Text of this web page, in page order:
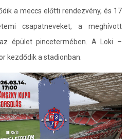
a meccs előtti rendezvény, és 17
csapatneveket, a meghívott
épület pincetermében. A Loki –
kezdődik a stadionban.